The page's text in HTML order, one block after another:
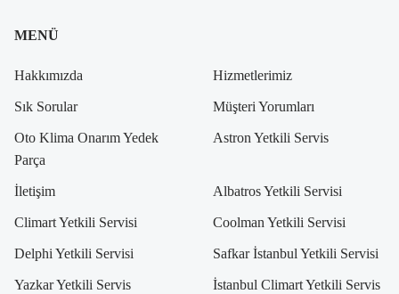
MENÜ
Hakkımızda Hizmetlerimiz
Sık Sorular Müşteri Yorumları
Oto Klima Onarım Yedek
Parça
Astron Yetkili Servis
İletişim Albatros Yetkili Servisi
Climart Yetkili Servisi Coolman Yetkili Servisi
Delphi Yetkili Servisi Safkar İstanbul Yetkili Servisi
Yazkar Yetkili Servis İstanbul Climart Yetkili Servis